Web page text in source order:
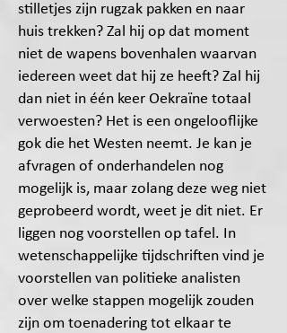
stilletjes zijn rugzak pakken en naar
huis trekken? Zal hij op dat moment
niet de wapens bovenhalen waarvan
iedereen weet dat hij ze heeft? Zal hij
dan niet in één keer Oekraïne totaal
verwoesten? Het is een ongelooflijke
gok die het Westen neemt. Je kan je
afvragen of onderhandelen nog
mogelijk is, maar zolang deze weg niet
geprobeerd wordt, weet je dit niet. Er
liggen nog voorstellen op tafel. In
wetenschappelijke tijdschriften vind je
voorstellen van politieke analisten
over welke stappen mogelijk zouden
zijn om toenadering tot elkaar te